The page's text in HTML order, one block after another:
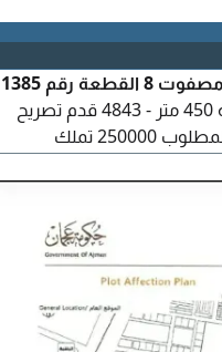
قطعة أرض للبيع في إمارة عجمان - مصفوت 8 القطعة رقم 1385
- الأرض شارع واحد الأرض علي مساحة 450 متر - 4843 قدم تصريح
البناء سكني خاص أرضي وأول السعر المطلوب 250000 تملك